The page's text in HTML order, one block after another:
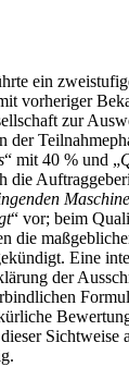
ein
vorheriger
zur
der
“ mit 40 % und „
die
“ vor; beim
die
Eine
der
Sichtweise